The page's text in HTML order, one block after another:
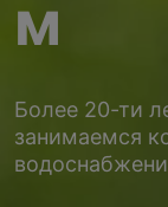
м
Более 20-ти
занимаемся